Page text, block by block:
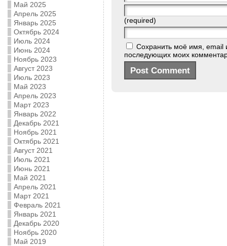
Май 2025
Апрель 2025
Январь 2025
Октябрь 2024
Июль 2024
Июнь 2024
Ноябрь 2023
Август 2023
Июль 2023
Май 2023
Апрель 2023
Март 2023
Январь 2022
Декабрь 2021
Ноябрь 2021
Октябрь 2021
Август 2021
Июль 2021
Июнь 2021
Май 2021
Апрель 2021
Март 2021
Февраль 2021
Январь 2021
Декабрь 2020
Ноябрь 2020
Май 2019
(required)
Сохранить моё имя, email
последующих моих